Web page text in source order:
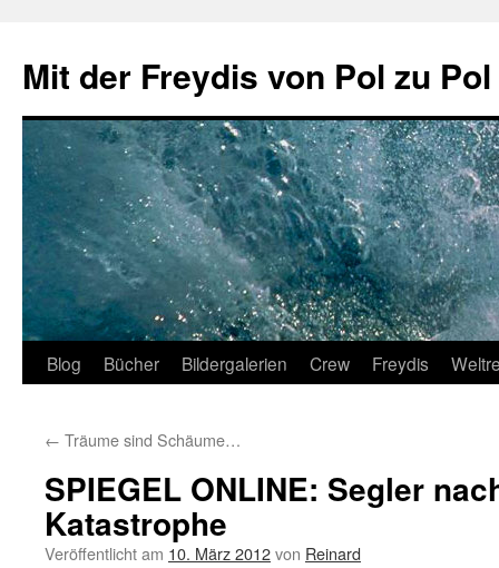
springen
Mit der Freydis von Pol zu Pol
Blog Bücher Bildergalerien Crew Freydis
← Träume sind Schäume…
SPIEGEL ONLINE: Segler
Katastrophe
Veröffentlicht am 10. März 2012von Reinard